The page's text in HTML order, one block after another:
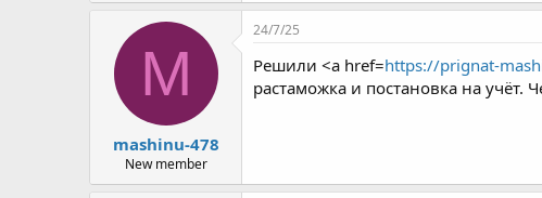
M
mashinu-478
New member
24/7/25
Решили <a href=https://prignat-
растаможка и постановка на учёт.